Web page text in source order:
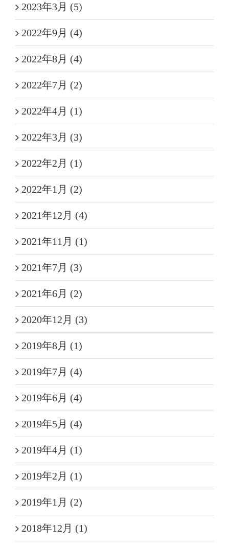
2023年3月 (5)
2022年9月 (4)
2022年8月 (4)
2022年7月 (2)
2022年4月 (1)
2022年3月 (3)
2022年2月 (1)
2022年1月 (2)
2021年12月 (4)
2021年11月 (1)
2021年7月 (3)
2021年6月 (2)
2020年12月 (3)
2019年8月 (1)
2019年7月 (4)
2019年6月 (4)
2019年5月 (4)
2019年4月 (1)
2019年2月 (1)
2019年1月 (2)
2018年12月 (1)